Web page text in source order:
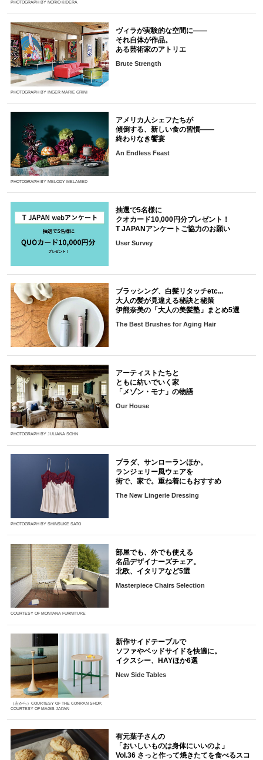
PHOTOGRAPH BY NORIO KIDERA
PHOTOGRAPH BY INGER MARIE GRINI
ヴィラが実験的な空間に――
それ自体が作品。
ある芸術家のアトリエ
Brute Strength
PHOTOGRAPH BY MELODY MELAMED
アメリカ人シェフたちが
傾倒する、新しい食の習慣――
終わりなき饗宴
An Endless Feast
抽選で5名様に
クオカード10,000円分プレゼント！
T JAPANアンケートご協力のお願い
User Survey
ブラッシング、白髪リタッチetc...
大人の髪が見違える秘訣と秘策
伊熊奈美の「大人の美髪塾」まとめ5選
The Best Brushes for Aging Hair
PHOTOGRAPH BY JULIANA SOHN
アーティストたちと
ともに紡いでいく家
「メゾン・モナ」の物語
Our House
PHOTOGRAPH BY SHINSUKE SATO
プラダ、サンローランほか。
ランジェリー風ウェアを
街で、家で。重ね着にもおすすめ
The New Lingerie Dressing
COURTESY OF MONTANA FURNITURE
部屋でも、外でも使える
名品デザイナーズチェア。
北欧、イタリアなど5選
Masterpiece Chairs Selection
（左から）COURTESY OF THE CONRAN SHOP,
COURTESY OF MAGIS JAPAN
新作サイドテーブルで
ソファやベッドサイドを快適に。
イクスシー、HAYほか6選
New Side Tables
有元葉子さんの
「おいしいものは身体にいいのよ」
Vol.36 さっと作って焼きたてを食べるスコ